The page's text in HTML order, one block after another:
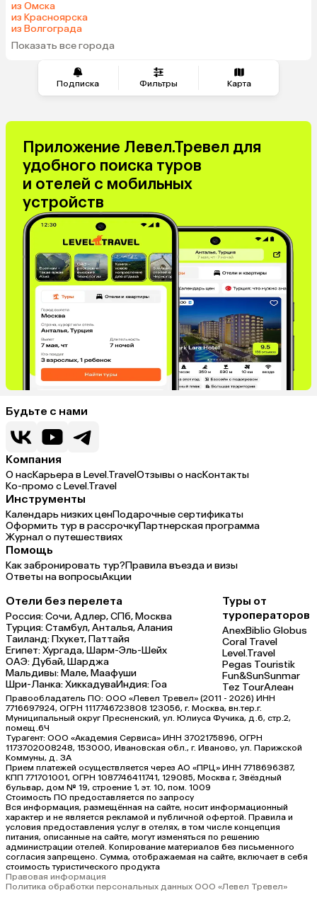
Подписка Фильтры Карта
из Омска
из Красноярска
из Волгограда
Показать все города
Приложение Левел.Тревел для
удобного поиска туров
и отелей с мобильных
устройств
Будьте с нами
Компания
О насКарьера в Level.TravelОтзывы о насКонтакты
Ко-промо с Level.Travel
Инструменты
Календарь низких ценПодарочные сертификаты
Оформить тур в рассрочкуПартнерская программа
Журнал о путешествиях
Помощь
Как забронировать тур?Правила въезда и визы
Ответы на вопросыАкции
Отели без перелета
Россия:Сочи,Адлер,СПб,Москва
Турция:Стамбул,Анталья,Алания
Таиланд:Пхукет,Паттайя
Египет:Хургада,Шарм-Эль-Шейх
ОАЭ:Дубай,Шарджа
Мальдивы:Мале,Маафуши
Шри-Ланка:ХиккадуваИндия:Гоа
Туры от
туроператоров
AnexBiblio Globus
Coral Travel
Level.Travel
Pegas Touristik
Fun&SunSunmar
Tez TourАлеан
Правообладатель ПО: ООО «Левел Тревел» (2011 - 2026) ИНН
7716697924, ОГРН 1117746723808 123056, г. Москва, вн.тер.г.
Муниципальный округ Пресненский, ул. Юлиуса Фучика, д.6, стр.2,
помещ.6Ч
Турагент: ООО «Академия Сервиса» ИНН 3702175896, ОГРН
1173702008248, 153000, Ивановская обл., г. Иваново, ул. Парижской
Коммуны, д. ЗА
Прием платежей осуществляется через АО «ПРЦ» ИНН 7718696387,
КПП 771701001, ОГРН 1087746411741, 129085, Москва г, Звёздный
бульвар, дом № 19, строение 1, эт. 10, пом. 1009
Стоимость ПО предоставляется по запросу
Вся информация, размещённая на сайте, носит информационный
характер и не является рекламой и публичной офертой. Правила и
условия предоставления услуг в отелях, в том числе концепция
питания, описанные на сайте, могут изменяться по решению
администрации отелей. Копирование материалов без письменного
согласия запрещено. Сумма, отображаемая на сайте, включает в себя
стоимость туристического продукта
Правовая информация
Политика обработки персональных данных ООО «Левел Тревел»